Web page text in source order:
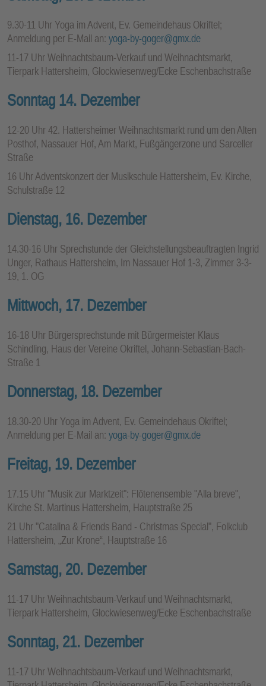
9.30-11 Uhr Yoga im Advent, Ev. Gemeindehaus Okriftel;
Anmeldung per E-Mail an: yoga-by-goger@gmx.de
11-17 Uhr Weihnachtsbaum-Verkauf und Weihnachtsmarkt,
Tierpark Hattersheim, Glockwiesenweg/Ecke Eschenbachstraße
Sonntag 14. Dezember
12-20 Uhr 42. Hattersheimer Weihnachtsmarkt rund um den Alten
Posthof, Nassauer Hof, Am Markt, Fußgängerzone und Sarceller
Straße
16 Uhr Adventskonzert der Musikschule Hattersheim, Ev. Kirche,
Schulstraße 12
Dienstag, 16. Dezember
14.30-16 Uhr Sprechstunde der Gleichstellungsbeauftragten Ingrid
Unger, Rathaus Hattersheim, Im Nassauer Hof 1-3, Zimmer 3-3-
19, 1. OG
Mittwoch, 17. Dezember
16-18 Uhr Bürgersprechstunde mit Bürgermeister Klaus
Schindling, Haus der Vereine Okriftel, Johann-Sebastian-Bach-
Straße 1
Donnerstag, 18. Dezember
18.30-20 Uhr Yoga im Advent, Ev. Gemeindehaus Okriftel;
Anmeldung per E-Mail an: yoga-by-goger@gmx.de
Freitag, 19. Dezember
17.15 Uhr "Musik zur Marktzeit": Flötenensemble "Alla breve",
Kirche St. Martinus Hattersheim, Hauptstraße 25
21 Uhr "Catalina & Friends Band - Christmas Special", Folkclub
Hattersheim, „Zur Krone“, Hauptstraße 16
Samstag, 20. Dezember
11-17 Uhr Weihnachtsbaum-Verkauf und Weihnachtsmarkt,
Tierpark Hattersheim, Glockwiesenweg/Ecke Eschenbachstraße
Sonntag, 21. Dezember
11-17 Uhr Weihnachtsbaum-Verkauf und Weihnachtsmarkt,